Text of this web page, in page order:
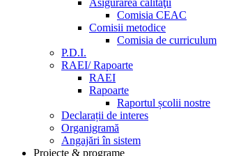
Asigurarea calităţii
Comisia CEAC
Comisii metodice
Comisia de curriculum
P.D.I.
RAEI/ Rapoarte
RAEI
Rapoarte
Raportul școlii nostre
Declarații de interes
Organigramă
Angajări în sistem
Proiecte & programe